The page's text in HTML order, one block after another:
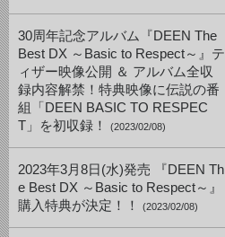
30周年記念アルバム『DEEN The
Best DX ～Basic to Respect～』テ
ィザー映像公開 ＆ アルバム全収
録内容解禁！特典映像に伝説の番
組「DEEN BASIC TO RESPEC
T」を初収録！
(2023/02/08)
2023年3月8日(水)発売 『DEEN Th
e Best DX ～Basic to Respect～』
購入特典が決定！！
(2023/02/08)